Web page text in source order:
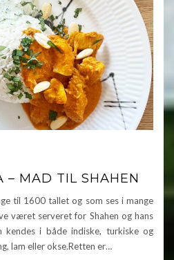
– MAD TIL SHAHEN
til 1600 tallet og som ses i mange
været serveret for Shahen og hans
kendes i både indiske, turkiske og
lam eller okse.Retten er…